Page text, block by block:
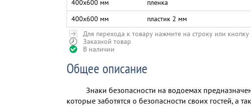
400х600 мм пленка
400х600 мм пластик 2 мм
Для перехода к товару нажмите на строку или кнопку
Заказной товар
В наличии
Общее описание
Знаки безопасности на водоемах
которые заботятся о безопасности своих гостей, а